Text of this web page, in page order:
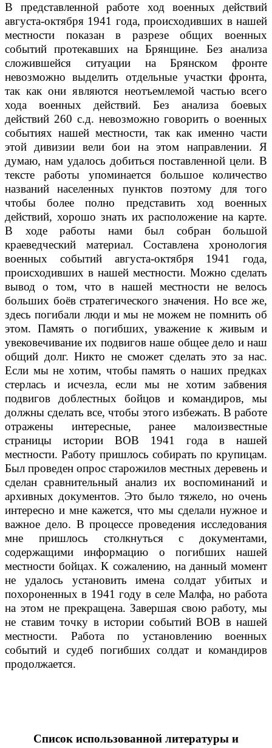
В представленной работе ход военных действий
августа-октября 1941 года, происходивших в нашей
местности показан в разрезе общих военных
событий протекавших на Брянщине. Без анализа
сложившейся ситуации на Брянском фронте
невозможно выделить отдельные участки фронта,
так как они являются неотъемлемой частью всего
хода военных действий. Без анализа боевых
действий 260 с.д. невозможно говорить о военных
событиях нашей местности, так как именно части
этой дивизии вели бои на этом направлении. Я
думаю, нам удалось добиться поставленной цели. В
тексте работы упоминается большое количество
названий населенных пунктов поэтому для того
чтобы более полно представить ход военных
действий, хорошо знать их расположение на карте.
В ходе работы нами был собран большой
краеведческий материал. Составлена хронология
военных событий августа-октября 1941 года,
происходивших в нашей местности. Можно сделать
вывод о том, что в нашей местности не велось
больших боёв стратегического значения. Но все же,
здесь погибали люди и мы не можем не помнить об
этом. Память о погибших, уважение к живым и
увековечивание их подвигов наше общее дело и наш
общий долг. Никто не сможет сделать это за нас.
Если мы не хотим, чтобы память о наших предках
стерлась и исчезла, если мы не хотим забвения
подвигов доблестных бойцов и командиров, мы
должны сделать все, чтобы этого избежать. В работе
отражены интересные, ранее малоизвестные
страницы истории ВОВ 1941 года в нашей
местности. Работу пришлось собирать по крупицам.
Был проведен опрос старожилов местных деревень и
сделан сравнительный анализ их воспоминаний и
архивных документов. Это было тяжело, но очень
интересно и мне кажется, что мы сделали нужное и
важное дело. В процессе проведения исследования
мне пришлось столкнуться с документами,
содержащими информацию о погибших нашей
местности бойцах. К сожалению, на данный момент
не удалось установить имена солдат убитых и
похороненных в 1941 году в селе Малфа, но работа
на этом не прекращена. Завершая свою работу, мы
не ставим точку в истории событий ВОВ в нашей
местности. Работа по установлению военных
событий и судеб погибших солдат и командиров
продолжается.
Список использованной литературы и